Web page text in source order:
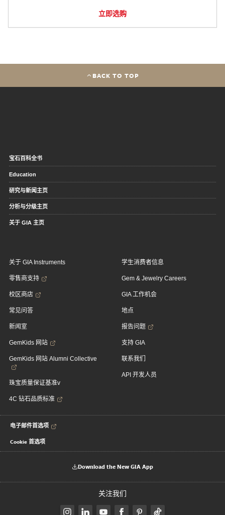
立即选购
BACK TO TOP
宝石百科全书
Education
研究与新闻主页
分析与分级主页
关于 GIA 主页
关于 GIA Instruments
零售商支持
校区商店
常见问答
新闻室
GemKids 网站
GemKids 网站 Alumni Collective
珠宝质量保证基准v
4C 钻石品质标准
学生消费者信息
Gem & Jewelry Careers
GIA 工作机会
地点
报告问题
支持 GIA
联系我们
API 开发人员
电子邮件首选项
Cookie 首选项
Download the New GIA App
关注我们